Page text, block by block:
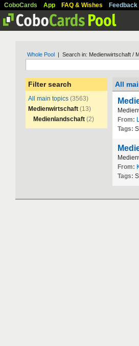
CoboCards App FAQ & Wishes Feedback
Whole Pool | Search in: Medienwirtschaft /
Filter search
All main topics (3563)
Medienwirtschaft (13)
Medienlandschaft (2)
All
From:
Tags:
From:
Tags: